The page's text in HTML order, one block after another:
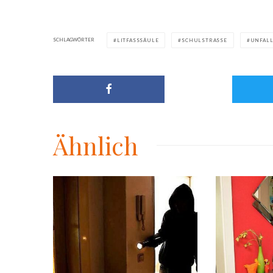
SCHLAGWÖRTER LITFASSSÄULE SCHULSTRASSE UNFALL
Ähnlich